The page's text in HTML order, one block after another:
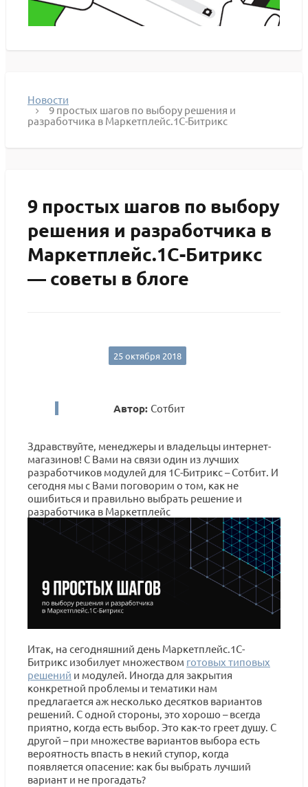
Новости
9 простых шагов по выбору решения и
разработчика в Маркетплейс.1С-Битрикс
9 простых шагов по выбору
решения и разработчика в
Маркетплейс.1С-Битрикс
— советы в блоге
25 октября 2018
Автор: Сотбит
Здравствуйте, менеджеры и владельцы интернет-
магазинов! С Вами на связи один из лучших
разработчиков модулей для 1С-Битрикс – Сотбит. И
сегодня мы с Вами поговорим о том, как не
ошибиться и правильно выбрать решение и
разработчика в Маркетплейс
Итак, на сегодняшний день Маркетплейс.1С-
Битрикс изобилует множеством готовых типовых
решений и модулей. Иногда для закрытия
конкретной проблемы и тематики нам
предлагается аж несколько десятков вариантов
решений. С одной стороны, это хорошо – всегда
приятно, когда есть выбор. Это как-то греет душу. С
другой – при множестве вариантов выбора есть
вероятность впасть в некий ступор, когда
появляется опасение: как бы выбрать лучший
вариант и не прогадать?